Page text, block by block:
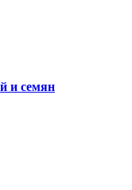
и семян